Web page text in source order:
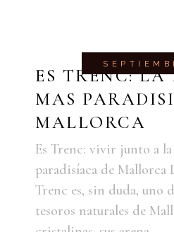
ES TRENC: LA
MAS
MALLORCA
Es Trenc: vivir junto a la
paradisíaca de Mallorca
Trenc es, sin duda, uno
tesoros naturales de